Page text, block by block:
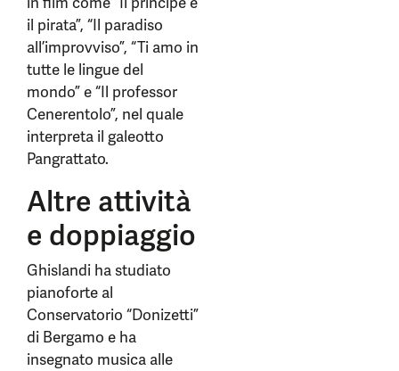
il pirata”, “Il paradiso
all’improvviso”, “Ti amo in
tutte le lingue del
mondo” e “Il professor
Cenerentolo”, nel quale
interpreta il galeotto
Pangrattato.
Altre attività
e doppiaggio
Ghislandi ha studiato
pianoforte al
Conservatorio “Donizetti”
di Bergamo e ha
insegnato musica alle